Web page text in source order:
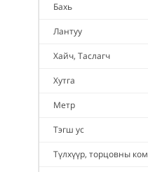
Бахь
Лантуу
Хайч, Таслагч
Хутга
Метр
Тэгш ус
Түлхүүр, торцовны ком